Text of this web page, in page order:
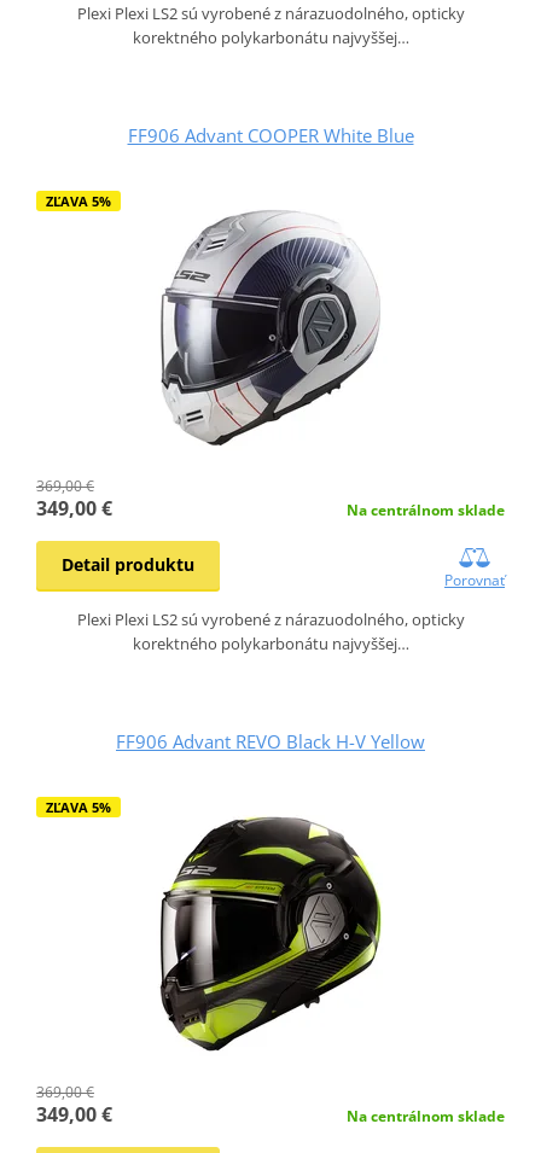
Plexi Plexi LS2 sú vyrobené z nárazuodolného, opticky
korektného polykarbonátu najvyššej…
FF906 Advant COOPER White Blue
ZĽAVA 5%
369,00 €
349,00 € Na centrálnom sklade
Detail produktu
Porovnať
Plexi Plexi LS2 sú vyrobené z nárazuodolného, opticky
korektného polykarbonátu najvyššej…
FF906 Advant REVO Black H-V Yellow
ZĽAVA 5%
369,00 €
349,00 € Na centrálnom sklade